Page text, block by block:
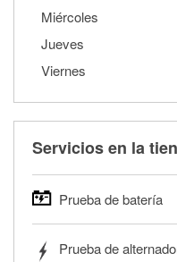
Miércoles
Jueves
Viernes
Servicios en la
Prueba de batería
autos, camionetas,
Prueba de